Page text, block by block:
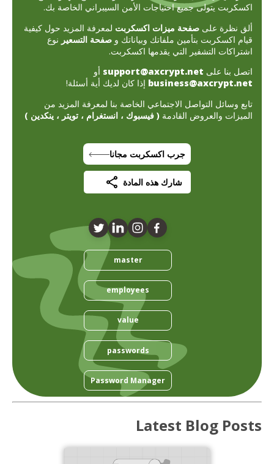
اكسكربت يتولى جميع احتياجات الأمن السيبراني الخاصة بك.
ألق نظرة على صفحة ميزات اكسكربت لمعرفة المزيد حول كيفية
قيام اكسكربت بتأمين ملفاتك وبياناتك و صفحة التسعير نوع
اشتراكات التشفير التي يقدمها اكسكربت.
اتصل بنا على support@axcrypt.net أو
business@axcrypt.net إذا كان لديك أية أسئلة!
تابع وسائل التواصل الاجتماعي الخاصة بنا لمعرفة المزيد من
الميزات والعروض القادمة ( فيسبوك ، انستغرام ، تويتر ، ينكدين )
جرب اكسكربت مجانا
شارك هذه المادة
master
employees
value
passwords
Password Manager
Latest Blog Posts